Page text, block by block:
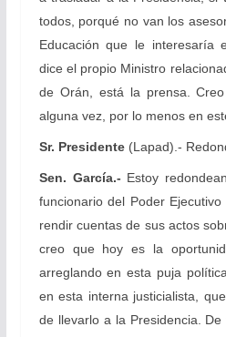
todos, porqué no van los
Educación que le interesaría
dice el propio Ministro
de Orán, está la prensa.
alguna vez, por lo menos en
Sr. Presidente(Lapad).-
Sen. García.- Estoy
funcionario del Poder
rendir cuentas de sus actos
creo que hoy es la
arreglando en esta puja
en esta interna justicialista,
de llevarlo a la Presidencia.